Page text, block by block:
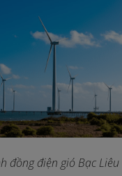
đồng điện gió Bạc Liêu